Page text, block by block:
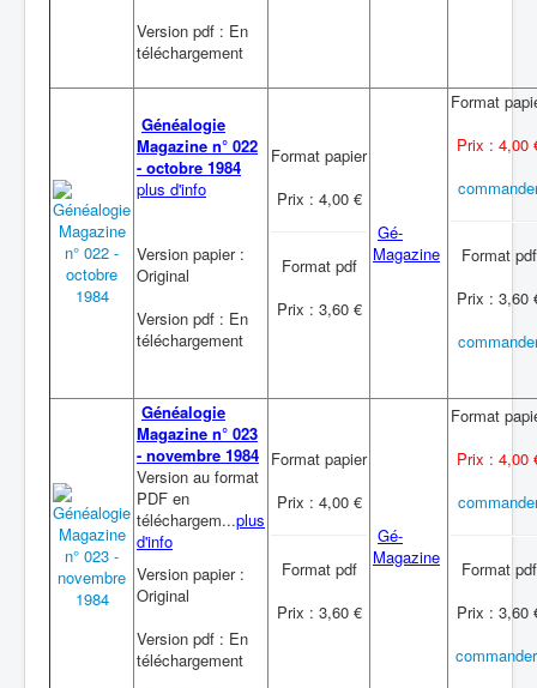
Version pdf : En
téléchargement
Généalogie
Magazine n° 022
- octobre 1984
plus d'info
Version papier :
Original
Version pdf : En
téléchargement
Format papier
Prix : 4,00 €
Format pdf
Prix : 3,60 €
Gé-
Magazine
Format
Prix : 4,00
Format pdf
Prix : 3,60
Généalogie
Magazine n° 023
- novembre 1984
Version au format
PDF en
téléchargem...plus
d'info
Version papier :
Original
Version pdf : En
téléchargement
Format papier
Prix : 4,00 €
Format pdf
Prix : 3,60 €
Gé-
Magazine
Format
Prix : 4,00
Format pdf
Prix : 3,60
commander